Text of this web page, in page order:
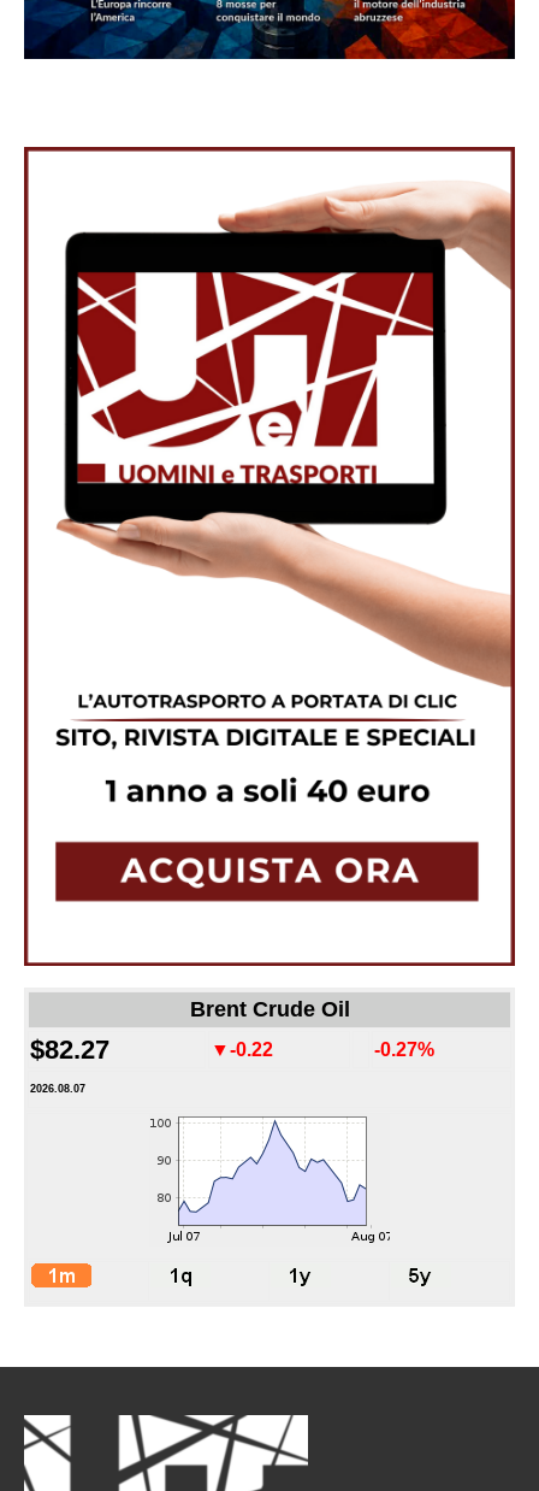
Brent Crude Oil
$82.27 ▼-0.22 -0.27%
2026.08.07